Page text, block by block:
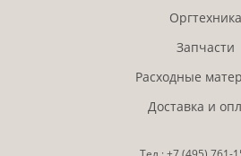
Оргтехника
Запчасти
Расходные
Доставка и